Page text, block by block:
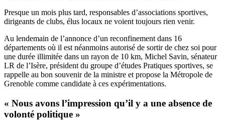
Presque un mois plus tard, responsables d’associations sportives,
dirigeants de clubs, élus locaux ne voient toujours rien venir.
Au lendemain de l’annonce d’un reconfinement dans 16
départements où il est néanmoins autorisé de sortir de chez soi pour
une durée illimitée dans un rayon de 10 km, Michel Savin, sénateur
LR de l’Isère, président du groupe d’études Pratiques sportives, se
rappelle au bon souvenir de la ministre et propose la Métropole de
Grenoble comme candidate à ces expérimentations.
« Nous avons l’impression qu’il y a une absence de
volonté politique »